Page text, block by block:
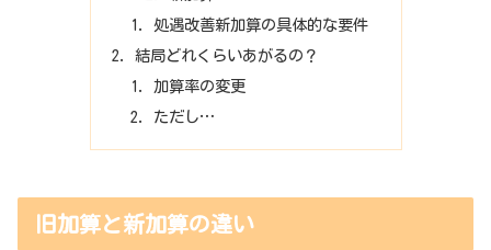
処遇改善新加算の具体的な要件
結局どれくらいあがるの？
加算率の変更
ただし…
旧加算と新加算の違い